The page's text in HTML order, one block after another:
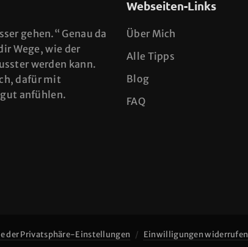
gehen.“ Genau da
Wege, wie der
werden kann.
dafür mit
anfühlen.
Webseiten-Links
Über Mich
Alle Tipps
Blog
FAQ
der Privatsphäre-Einstellungen Einwilligungen widerrufen